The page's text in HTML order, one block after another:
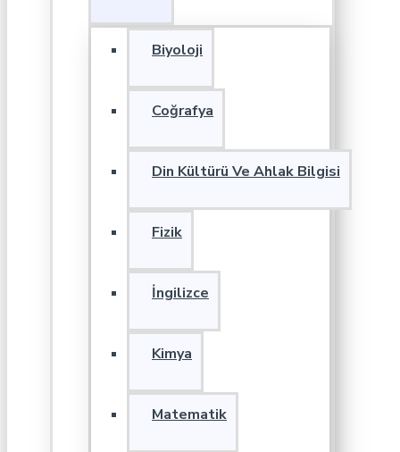
Biyoloji
Coğrafya
Din Kültürü Ve Ahlak Bilgisi
Fizik
İngilizce
Kimya
Matematik